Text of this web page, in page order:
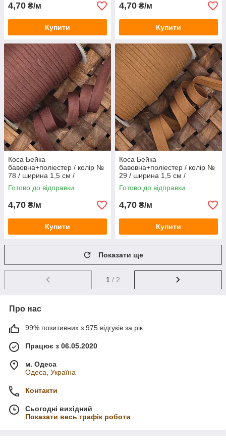
4,70 ₴/м
Купити
4,70 ₴/м
Купити
Коса Бейка
бавовна+поліестер / колір №
78 / ширина 1,5 см /
замовлення від 1 метра
Готово до відправки
4,70 ₴/м
Купити
Коса Бейка
бавовна+поліестер / колір №
29 / ширина 1,5 см /
замовлення від 1 метра
Готово до відправки
4,70 ₴/м
Купити
Показати ще
1 / 2
Про нас
99% позитивних з 975 відгуків за рік
Працює з 06.05.2020
м. Одеса
Одеса, Україна
Контакти
Сьогодні вихідний
Показати весь графік роботи